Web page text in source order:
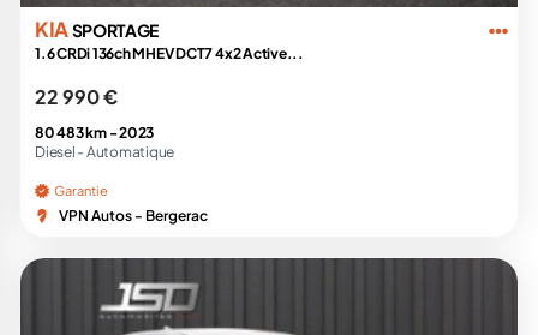
KIASPORTAGE
1.6 CRDi 136ch MHEV DCT7 4x2 Active...
22 990 €
80 483 km -2023
Diesel - Automatique
Garantie
VPN Autos - Bergerac